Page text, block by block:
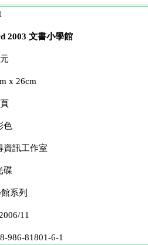
2003 文書小學館
x 26cm
色
資訊工作室
碟
系列
11
986-81801-6-1